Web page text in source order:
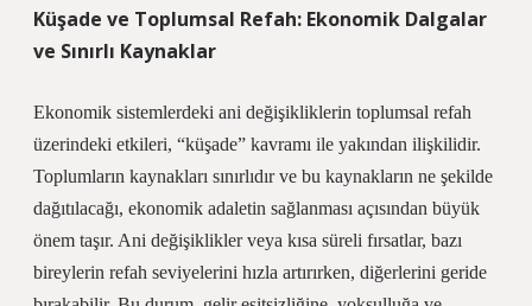
Küşade ve Toplumsal Refah: Ekonomik Dalgalar
ve Sınırlı Kaynaklar
Ekonomik sistemlerdeki ani değişikliklerin toplumsal refah
üzerindeki etkileri, “küşade” kavramı ile yakından ilişkilidir.
Toplumların kaynakları sınırlıdır ve bu kaynakların ne şekilde
dağıtılacağı, ekonomik adaletin sağlanması açısından büyük
önem taşır. Ani değişiklikler veya kısa süreli fırsatlar, bazı
bireylerin refah seviyelerini hızla artırırken, diğerlerini geride